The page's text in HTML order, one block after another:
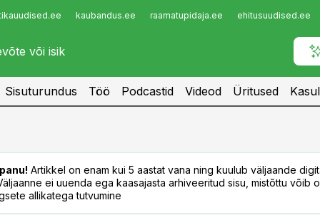
kaubandus.ee raamatupidaja.ee ehitusuudised.ee
Infopank
Sisuturundus Töö Podcastid Videod Üritused
Artikkel on enam kui 5 aastat vana ning kuulub väljaande
ei uuenda ega kaasajasta arhiveeritud sisu, mistõttu võib
allikatega tutvumine